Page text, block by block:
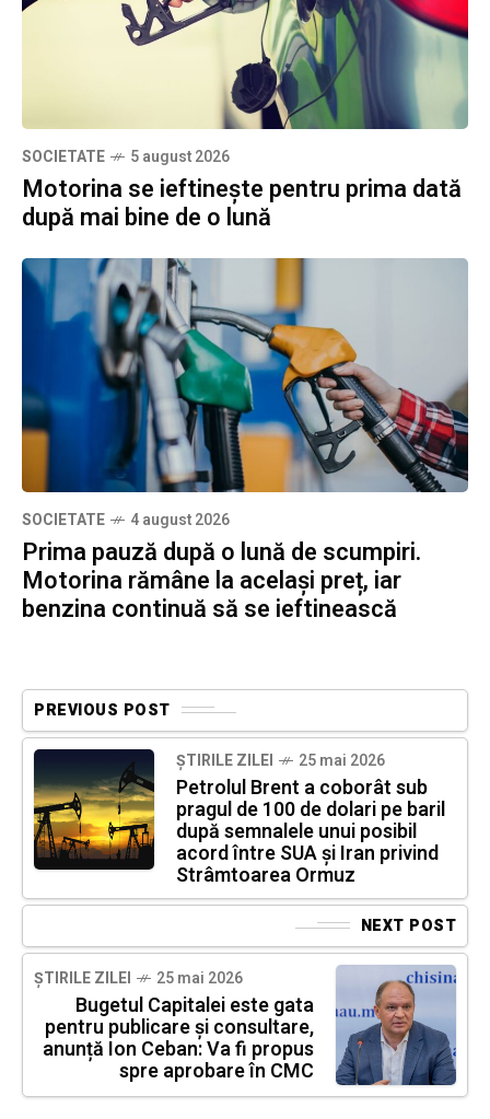
SOCIETATE 5 august 2026
Motorina se ieftinește pentru prima dată
după mai bine de o lună
SOCIETATE 4 august 2026
Prima pauză după o lună de scumpiri.
Motorina rămâne la același preț, iar
benzina continuă să se ieftinească
PREVIOUS POST
ȘTIRILE ZILEI 25 mai 2026
Petrolul Brent a coborât sub
pragul de 100 de dolari pe baril
după semnalele unui posibil
acord între SUA și Iran privind
Strâmtoarea Ormuz
NEXT POST
ȘTIRILE ZILEI 25 mai 2026
Bugetul Capitalei este gata
pentru publicare și consultare,
anunță Ion Ceban: Va fi propus
spre aprobare în CMC